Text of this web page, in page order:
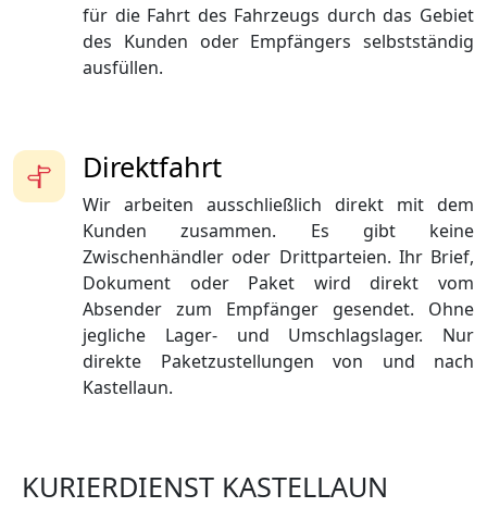
für die Fahrt des Fahrzeugs durch das Gebiet
des Kunden oder Empfängers selbstständig
ausfüllen.
Direktfahrt
Wir arbeiten ausschließlich direkt mit dem
Kunden zusammen. Es gibt keine
Zwischenhändler oder Drittparteien. Ihr Brief,
Dokument oder Paket wird direkt vom
Absender zum Empfänger gesendet. Ohne
jegliche Lager- und Umschlagslager. Nur
direkte Paketzustellungen von und nach
Kastellaun.
KURIERDIENST KASTELLAUN